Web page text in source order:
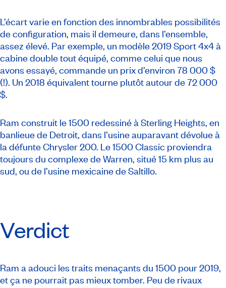
L’écart varie en fonction des innombrables possibilités
de configuration, mais il demeure, dans l’ensemble,
assez élevé. Par exemple, un modèle 2019 Sport 4x4 à
cabine double tout équipé, comme celui que nous
avons essayé, commande un prix d’environ 78 000 $
(!). Un 2018 équivalent tourne plutôt autour de 72 000
$.
Ram construit le 1500 redessiné à Sterling Heights, en
banlieue de Detroit, dans l’usine auparavant dévolue à
la défunte Chrysler 200. Le 1500 Classic proviendra
toujours du complexe de Warren, situé 15 km plus au
sud, ou de l’usine mexicaine de Saltillo.
Verdict
Ram a adouci les traits menaçants du 1500 pour 2019,
et ça ne pourrait pas mieux tomber. Peu de rivaux